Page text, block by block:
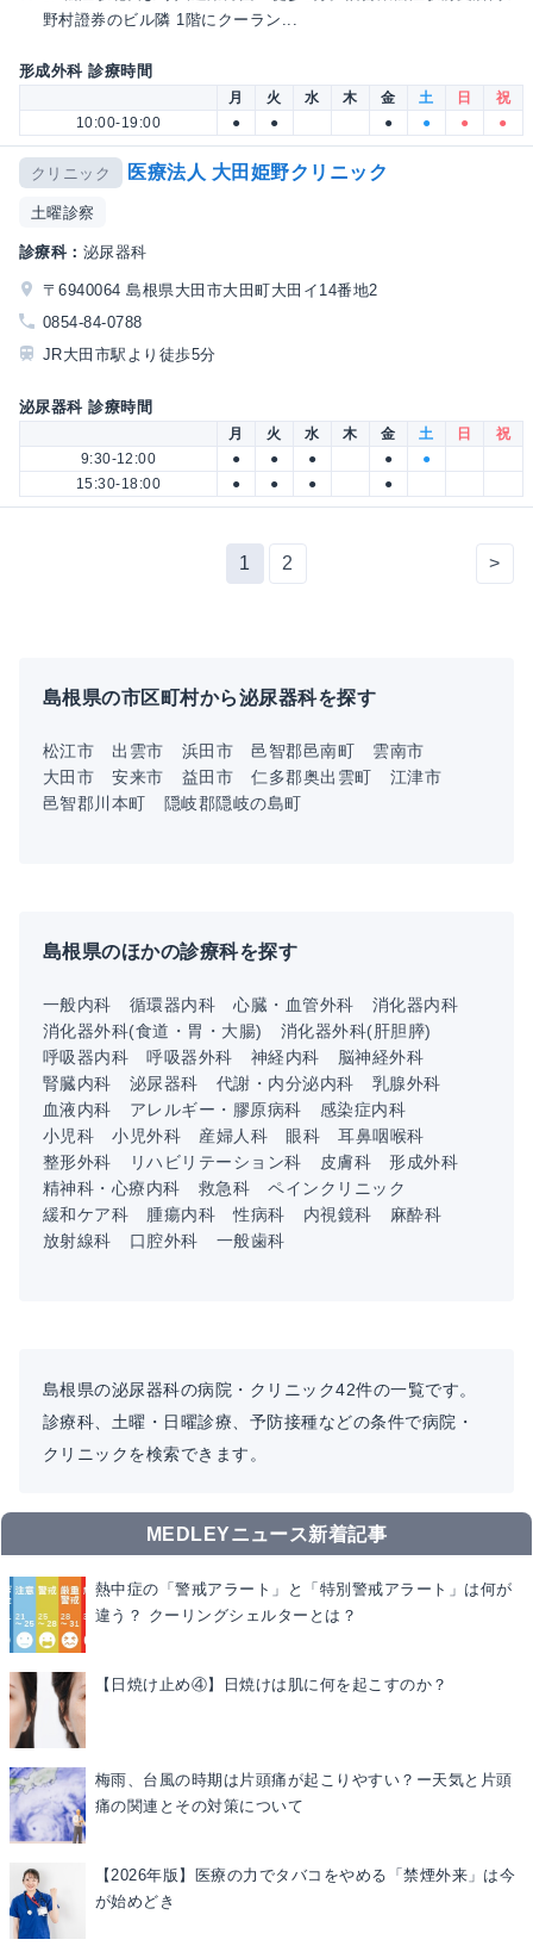
野村證券のビル隣 1階にクーラン...
形成外科 診療時間
月 火 水 木 金 土 日
祝
10:00-19:00
● ● ● ● ● ●
クリニック 医療法人 大田姫野クリニック
土曜診察
診療科： 泌尿器科
〒6940064 島根県大田市大田町大田イ14番地2
0854-84-0788
JR大田市駅より徒歩5分
泌尿器科 診療時間
月 火 水 木 金 土 日
祝
9:30-12:00
● ● ● ●
●
15:30-18:00
● ● ● ●
1 2 >
島根県の市区町村から泌尿器科を探す
松江市 出雲市 浜田市 邑智郡邑南町
雲南市
大田市
安来市 益田市 仁多郡奥出雲町
江津市
邑智郡川本町
隠岐郡隠岐の島町
島根県のほかの診療科を探す
一般内科 循環器内科 心臓・血管外科
消化器内科
消化器外科(食道・胃・大腸)
消化器外科(肝胆膵)
呼吸器内科
呼吸器外科 神経内科
脳神経外科
腎臓内科
泌尿器科 代謝・内分泌内科
乳腺外科
血液内科
アレルギー・膠原病科
感染症内科
小児科
小児外科 産婦人科 眼科
耳鼻咽喉科
整形外科
リハビリテーション科 皮膚科
形成外科
精神科・心療内科
救急科
ペインクリニック
緩和ケア科
腫瘍内科 性病科 内視鏡科
麻酔科
放射線科
口腔外科 一般歯科
島根県の泌尿器科の病院・クリニック42件の一覧です。
診療科、土曜・日曜診療、予防接種などの条件で病院・
クリニックを検索できます。
MEDLEYニュース新着記事
熱中症の「警戒アラート」と「特別警戒アラート」は何が
違う？ クーリングシェルターとは？
【日焼け止め④】日焼けは肌に何を起こすのか？
梅雨、台風の時期は片頭痛が起こりやすい？ー天気と片頭
痛の関連とその対策について
【2026年版】医療の力でタバコをやめる「禁煙外来」は今
が始めどき